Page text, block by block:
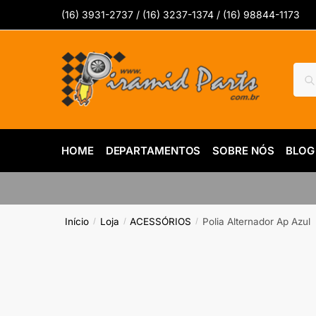
(16) 3931-2737 / (16) 3237-1374 / (16) 98844-1173
por:
HOME DEPARTAMENTOS SOBRE NÓS BLOG
Início / Loja / ACESSÓRIOS / Polia Alternador Ap Azul